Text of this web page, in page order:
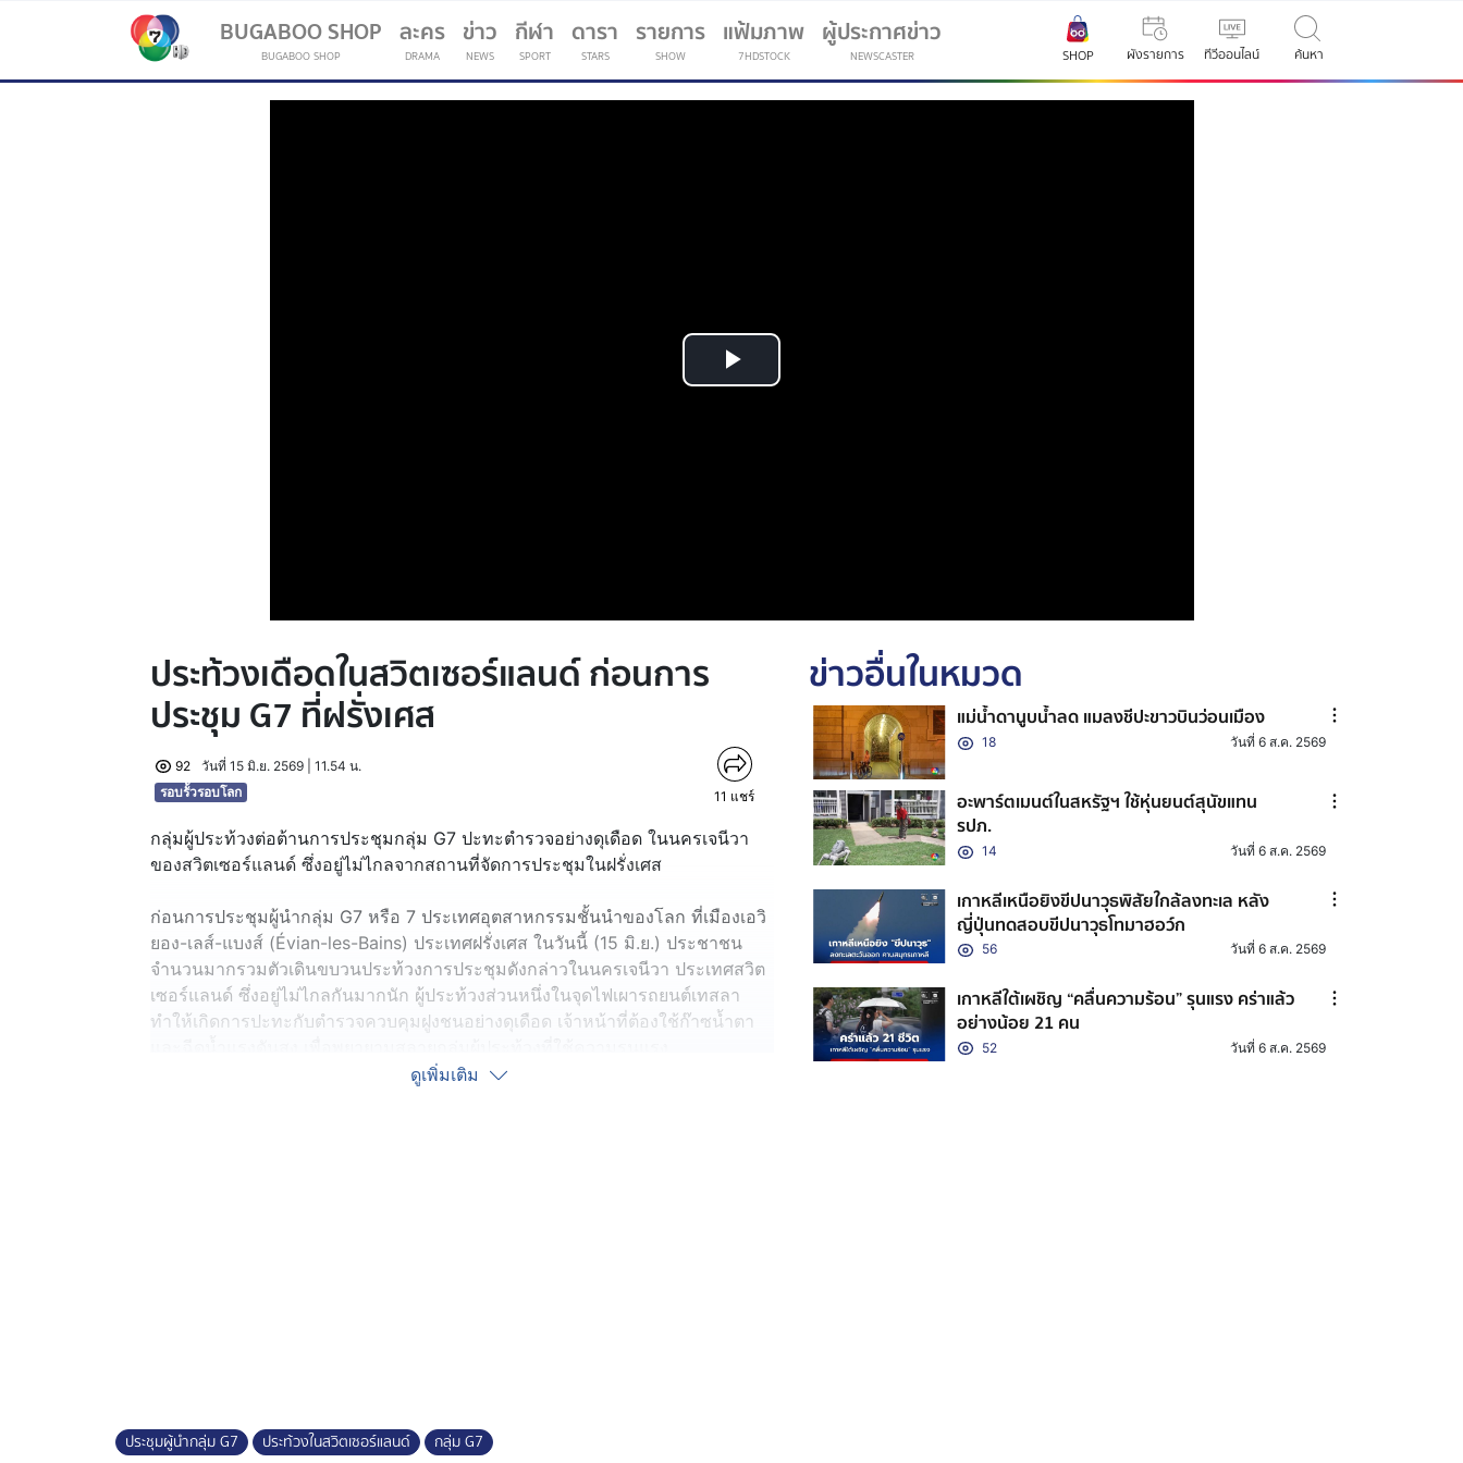
BUGABOO SHOP
BUGABOO SHOP
ละคร
DRAMA
ข่าว
NEWS
กีฬา
SPORT
(current)
ดารา
STARS
รายการ
SHOW
แฟ้มภาพ
7HDSTOCK
ผู้ประกาศข่าว
NEWSCASTER SHOP ผังรายการ ทีวีออนไลน์ ค้นหา
Play
ประท้วงเดือดในสวิตเซอร์แลนด์ ก่อนการ
ประชุม G7 ที่ฝรั่งเศส
92
วันที่ 15 มิ.ย. 2569 | 11.54 น.
รอบรั้วรอบโลก
11 แชร์
กลุ่มผู้ประท้วงต่อต้านการประชุมกลุ่ม G7 ปะทะตำรวจอย่างดุเดือด ในนครเจนีวา
ของสวิตเซอร์แลนด์ ซึ่งอยู่ไม่ไกลจากสถานที่จัดการประชุมในฝรั่งเศส
ก่อนการประชุมผู้นำกลุ่ม G7 หรือ 7 ประเทศอุตสาหกรรมชั้นนำของโลก ที่เมืองเอวิ
ยอง-เลส์-แบงส์ (Évian-les-Bains) ประเทศฝรั่งเศส ในวันนี้ (15 มิ.ย.) ประชาชน
จำนวนมากรวมตัวเดินขบวนประท้วงการประชุมดังกล่าวในนครเจนีวา ประเทศสวิต
เซอร์แลนด์ ซึ่งอยู่ไม่ไกลกันมากนัก ผู้ประท้วงส่วนหนึ่งในจุดไฟเผารถยนต์เทสลา
ทำให้เกิดการปะทะกับตำรวจควบคุมฝูงชนอย่างดุเดือด เจ้าหน้าที่ต้องใช้ก๊าซน้ำตา
การประท้วงการประชุมกลุ่ม G7 ซึ่งเป็นสัญลักษณ์การรวมศูนย์อำนาจทางการเมือง
ดูเพิ่มเติม
ข่าวอื่นในหมวด
แม่น้ำดานูบน้ำลด แมลงชีปะขาวบินว่อนเมือง
18 วันที่ 6 ส.ค. 2569
อะพาร์ตเมนต์ในสหรัฐฯ ใช้หุ่นยนต์สุนัขแทน
รปภ.
14 วันที่ 6 ส.ค. 2569
เกาหลีเหนือยิงขีปนาวุธพิสัยใกล้ลงทะเล หลัง
ญี่ปุ่นทดสอบขีปนาวุธโทมาฮอว์ก
56 วันที่ 6 ส.ค. 2569
เกาหลีใต้เผชิญ “คลื่นความร้อน” รุนแรง คร่าแล้ว
อย่างน้อย 21 คน
52 วันที่ 6 ส.ค. 2569
ประชุมผู้นำกลุ่ม G7 ประท้วงในสวิตเซอร์แลนด์ กลุ่ม G7